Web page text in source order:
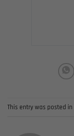
This entry was posted in